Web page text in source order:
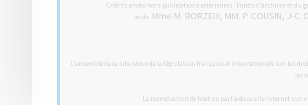
Crédits photo hors publications extérieures : Fonds d'archives et du
et de Mme M. BORZEIX, MM. P. COUSIN, J-C.
L'ensemble de ce site relève de la législation française et internationale sur les
les
La reproduction de tout ou partie de ce site internet